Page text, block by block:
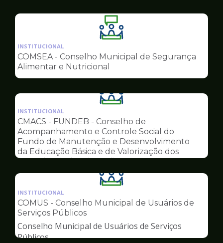
Ilustração
da
pagina
Conselhos
INSTITUCIONAL
COMSEA - Conselho Municipal de Segurança
Alimentar e Nutricional
Ilustração
da
pagina
de
Conselhos
INSTITUCIONAL
CMACS - FUNDEB - Conselho de
Acompanhamento e Controle Social do
Fundo de Manutenção e Desenvolvimento
da Educação Básica e de Valorização dos
Profissionais da Educação
Ilustração
da
pagina
Conselhos
INSTITUCIONAL
COMUS - Conselho Municipal de Usuários de
Serviços Públicos
Conselho Municipal de Usuários de Serviços
Públicos